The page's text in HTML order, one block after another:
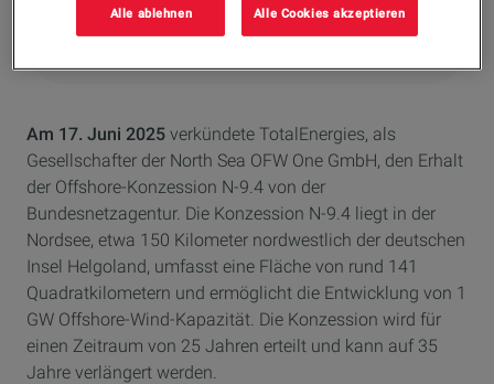
Am 17. Juni 2025 verkündete TotalEnergies, als
Gesellschafter der North Sea OFW One GmbH, den Erhalt
der Offshore-Konzession N-9.4 von der
Bundesnetzagentur. Die Konzession N-9.4 liegt in der
Nordsee, etwa 150 Kilometer nordwestlich der deutschen
Insel Helgoland, umfasst eine Fläche von rund 141
Quadratkilometern und ermöglicht die Entwicklung von 1
GW Offshore-Wind-Kapazität. Die Konzession wird für
einen Zeitraum von 25 Jahren erteilt und kann auf 35
Jahre verlängert werden.
Alle ablehnen Alle Cookies akzeptieren